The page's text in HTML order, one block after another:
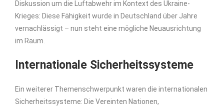
Diskussion um die Luftabwehr im Kontext des Ukraine-
Krieges: Diese Fähigkeit wurde in Deutschland über Jahre
vernachlässigt – nun steht eine mögliche Neuausrichtung
im Raum.
Internationale Sicherheitssysteme
Ein weiterer Themenschwerpunkt waren die internationalen
Sicherheitssysteme: Die Vereinten Nationen,